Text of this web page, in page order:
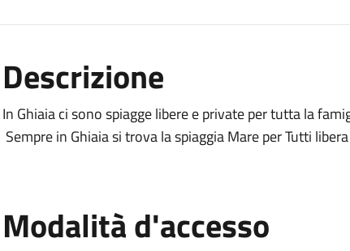
Descrizione
In Ghiaia ci sono spiagge libere e private per tutta la
Sempre in Ghiaia si trova la spiaggia Mare per Tutti
Modalità d'accesso